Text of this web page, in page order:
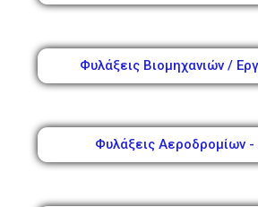
Φυλάξεις Βιομηχανιών /
Φυλάξεις Αεροδρομίων -